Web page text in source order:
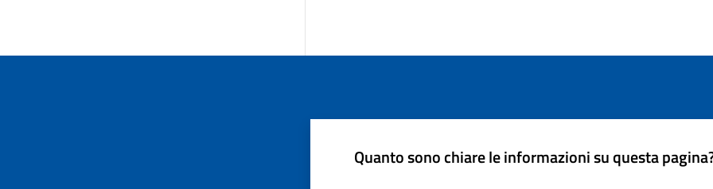
Quanto sono chiare le informazioni su questa